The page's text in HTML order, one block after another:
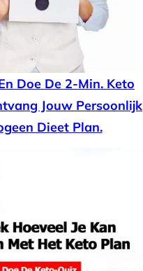
Doe De 2-Min. Keto
Jouw Persoonlijk
Dieet Plan.